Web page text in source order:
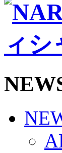
バモ
チ
ボラ
ビ
観
Jリ
写
練習
TICKET
奈良